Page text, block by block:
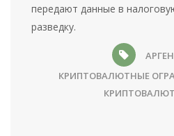
передают данные в
разведку.
КРИПТОВАЛЮТНЫЕ